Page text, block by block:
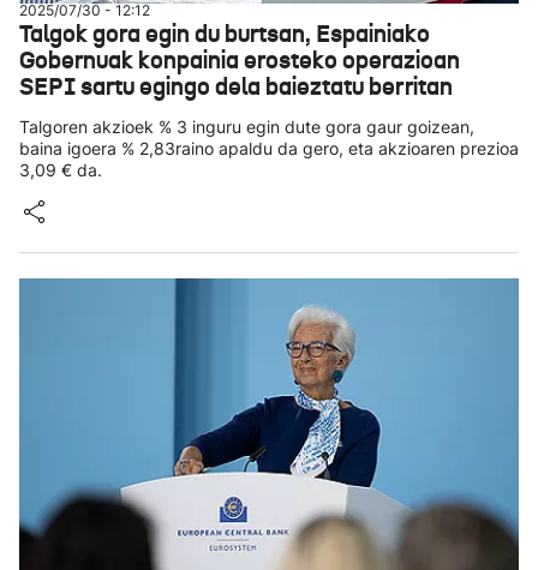
2025/07/30 - 12:12
Talgok gora egin du burtsan, Espainiako
Gobernuak konpainia erosteko operazioan
SEPI sartu egingo dela baieztatu berritan
Talgoren akzioek % 3 inguru egin dute gora gaur goizean,
baina igoera % 2,83raino apaldu da gero, eta akzioaren prezioa
3,09 € da.